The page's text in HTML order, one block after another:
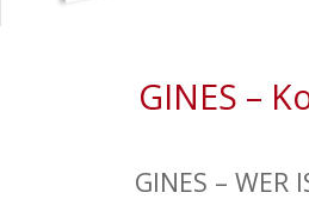
GINES –
GINES – WER